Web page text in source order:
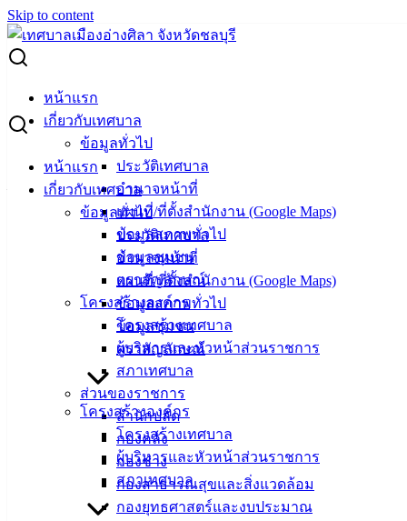
Skip to content
หน้าแรก
เกี่ยวกับเทศบาล
ข้อมูลทั่วไป
ประวัติเทศบาล
อำนาจหน้าที่
แผนที่/ที่ตั้งสำนักงาน (Google Maps)
ข้อมูลสภาพทั่วไป
ข้อมูลชุมชน
ตราสัญลักษณ์
โครงสร้างองค์กร
โครงสร้างเทศบาล
ผู้บริหารและหัวหน้าส่วนราชการ
สภาเทศบาล
ส่วนของราชการ
สำนักปลัด
กองคลัง
กองช่าง
กองสาธารณสุขและสิ่งแวดล้อม
กองยุทธศาสตร์และงบประมาณ
หน้าแรก
เกี่ยวกับเทศบาล
ข้อมูลทั่วไป
ประวัติเทศบาล
อำนาจหน้าที่
แผนที่/ที่ตั้งสำนักงาน (Google Maps)
ข้อมูลสภาพทั่วไป
ข้อมูลชุมชน
ตราสัญลักษณ์
โครงสร้างองค์กร
โครงสร้างเทศบาล
ผู้บริหารและหัวหน้าส่วนราชการ
สภาเทศบาล
Search for:
การโอนเงินงบประมาณรายจ่าย ประจำปีงบประมาณ พ.ศ. 2566
ครั้งที่ 5/2566
การโอนเงินงบประมาณรายจ่าย ประจำ
ปีงบประมาณ พ.ศ. 2566 ครั้งที่ 5/2566
พฤษภาคม 22, 2023 พฤษภาคม 24, 2023
โอนเงินครั้งที่ 5_66ดาวน์โหลด
เมืองอ่าง